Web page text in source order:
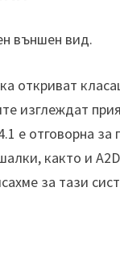
външен вид.
откриват
изглеждат
е отговорна за
както и
за тази